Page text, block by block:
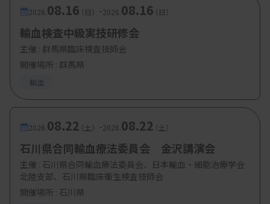
2026. 08.16（日） -2026. 08.16（日）
輸血検査中級実技研修会
主催 : 群馬県臨床検査技師会
開催場所 : 群馬県
輸血
2026. 08.22（土） -2026. 08.22（土）
石川県合同輸血療法委員会 金沢講演会
主催 : 石川県合同輸血療法委員会、日本輸血・細胞治療学会
北陸支部、石川県臨床衛生検査技師会
開催場所 : 石川県